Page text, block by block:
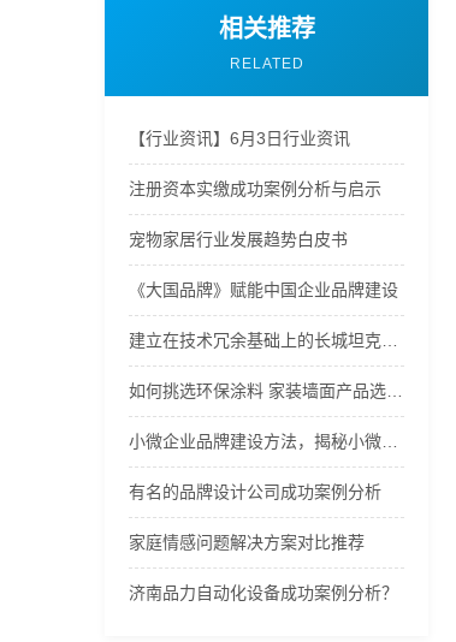
相关推荐
RELATED
【行业资讯】6月3日行业资讯
注册资本实缴成功案例分析与启示
宠物家居行业发展趋势白皮书
《大国品牌》赋能中国企业品牌建设
有名的品牌设计公司成功案例分析
家庭情感问题解决方案对比推荐
济南品力自动化设备成功案例分析？